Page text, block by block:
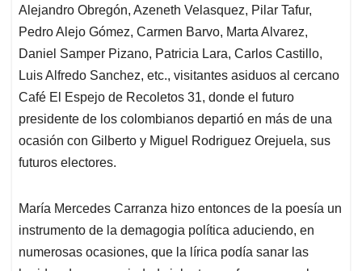
Alejandro Obregón, Azeneth Velasquez, Pilar Tafur,
Pedro Alejo Gómez, Carmen Barvo, Marta Alvarez,
Daniel Samper Pizano, Patricia Lara, Carlos Castillo,
Luis Alfredo Sanchez, etc., visitantes asiduos al cercano
Café El Espejo de Recoletos 31, donde el futuro
presidente de los colombianos departió en más de una
ocasión con Gilberto y Miguel Rodriguez Orejuela, sus
futuros electores.
María Mercedes Carranza hizo entonces de la poesía un
instrumento de la demagogia política aduciendo, en
numerosas ocasiones, que la lírica podía sanar las